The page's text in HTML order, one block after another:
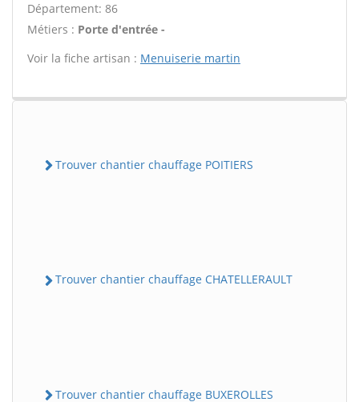
Département: 86
Métiers : Porte d'entrée -
Voir la fiche artisan : Menuiserie martin
Trouver chantier chauffage POITIERS
Trouver chantier chauffage CHATELLERAULT
Trouver chantier chauffage BUXEROLLES